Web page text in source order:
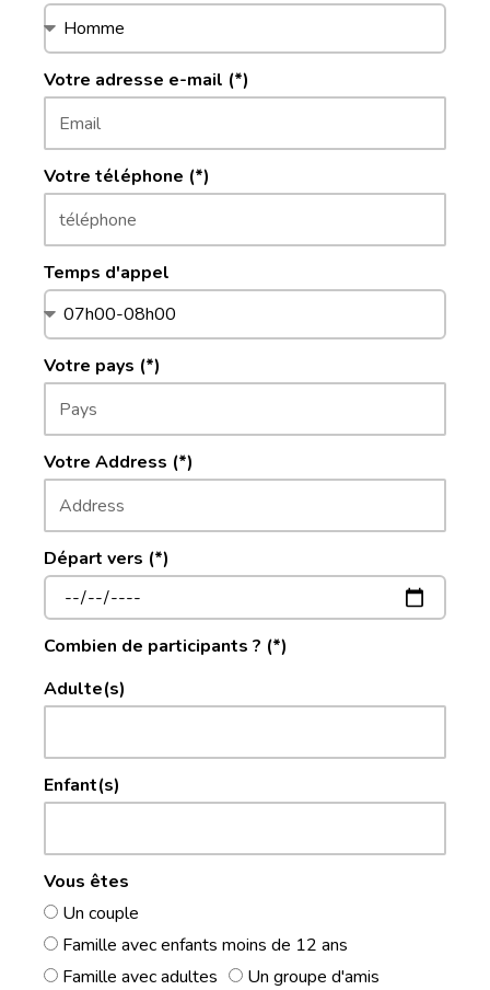
Votre adresse e-mail (*)
Votre téléphone (*)
Temps d'appel
Votre pays (*)
Votre Address (*)
Départ vers (*)
Combien de participants ? (*)
Adulte(s)
Enfant(s)
Vous êtes
Un couple
Famille avec enfants moins de 12 ans
Famille avec adultes
Un groupe d'amis